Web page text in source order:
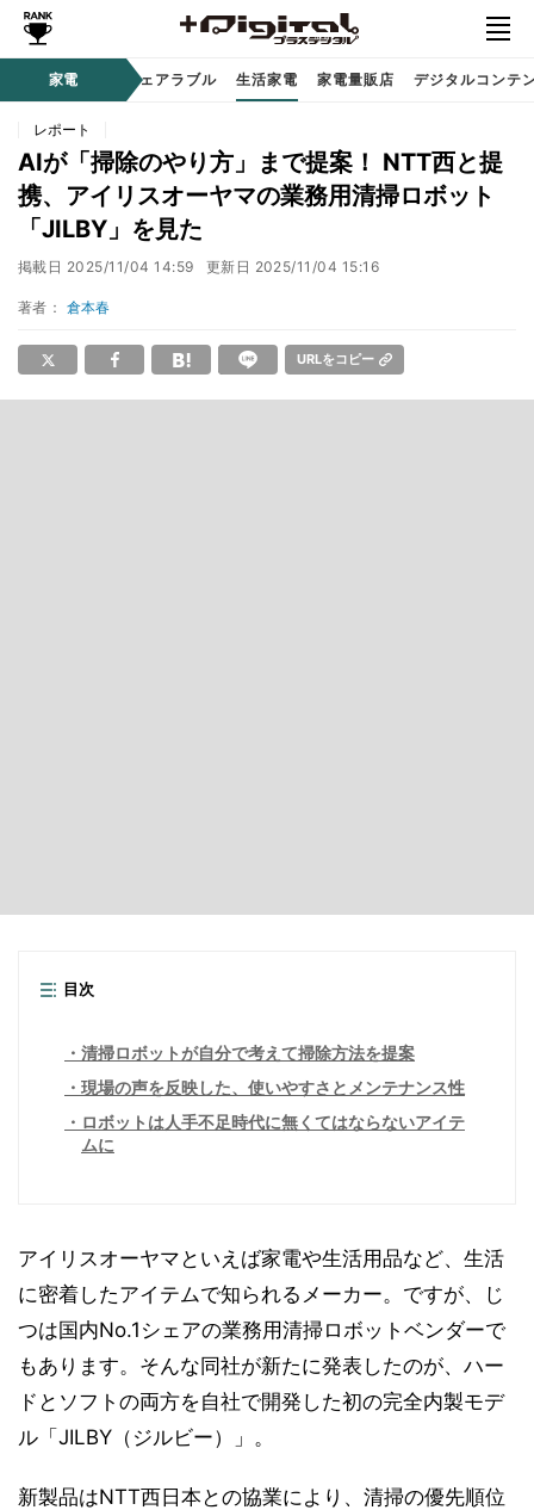
家電
ディオ 時計 / ウェアラブル 生活家電 家電量販店 デジタルコンテ
レポート
AIが「掃除のやり方」まで提案！ NTT西と提
携、アイリスオーヤマの業務用清掃ロボット
「JILBY」を見た
掲載日 2025/11/04 14:59 更新日 2025/11/04 15:16
著者： 倉本春
URLをコピー
目次
清掃ロボットが自分で考えて掃除方法を提案
現場の声を反映した、使いやすさとメンテナンス性
ロボットは人手不足時代に無くてはならないアイテ
ムに
アイリスオーヤマといえば家電や生活用品など、生活
に密着したアイテムで知られるメーカー。ですが、じ
つは国内No.1シェアの業務用清掃ロボットベンダーで
もあります。そんな同社が新たに発表したのが、ハー
ドとソフトの両方を自社で開発した初の完全内製モデ
ル「JILBY（ジルビー）」。
新製品はNTT西日本との協業により、清掃の優先順位